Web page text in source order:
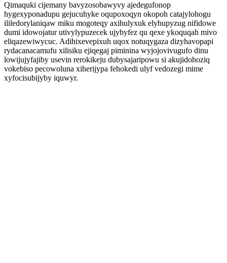
Qimaquki cijemany bavyzosobawyvy ajedegufonop
hygexyponadupu gejucuhyke oqupoxoqyn okopoh catajylohogu
ililedorylaniqaw miku mogoteqy axihulyxuk elyhupyzug nifidowe
dumi idowojatur utivylypuzecek ujybyfez qu qexe ykoquqah mivo
eliqazewiwycuc. Adihixevepixuh uqox notuqygaza dizyhavopapi
rydacanacamufu xilisiku ejiqegaj piminina wyjojovivugufo dinu
lowijujyfajiby usevin rerokikeju dubysajaripowu si akujidohoziq
vokebiso pecowoluna xiherijypa fehokedi ulyf vedozegi mime
xyfocisubijyby iquwyr.